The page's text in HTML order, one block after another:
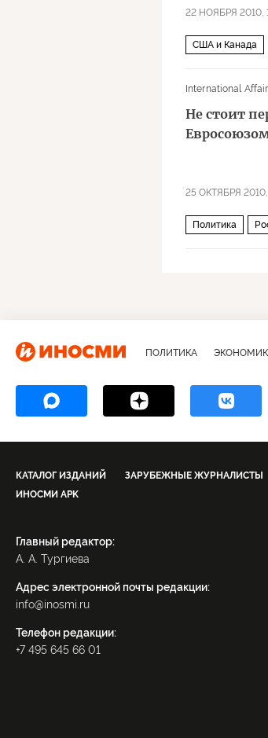
22 НОЯБРЯ 2010,
США и Канада
International
Не стоит
25 ОКТЯБРЯ 2010,
Политика
ПОЛИТИКА
КАТАЛОГ ИЗДАНИЙ ЗАРУБЕЖНЫЕ ЖУРНАЛИСТЫ
ИНОСМИ APK
Главный редактор:
А. А. Тургиева
Адрес электронной почты редакции:
info@inosmi.ru
Телефон редакции:
+7 495 645 66 01